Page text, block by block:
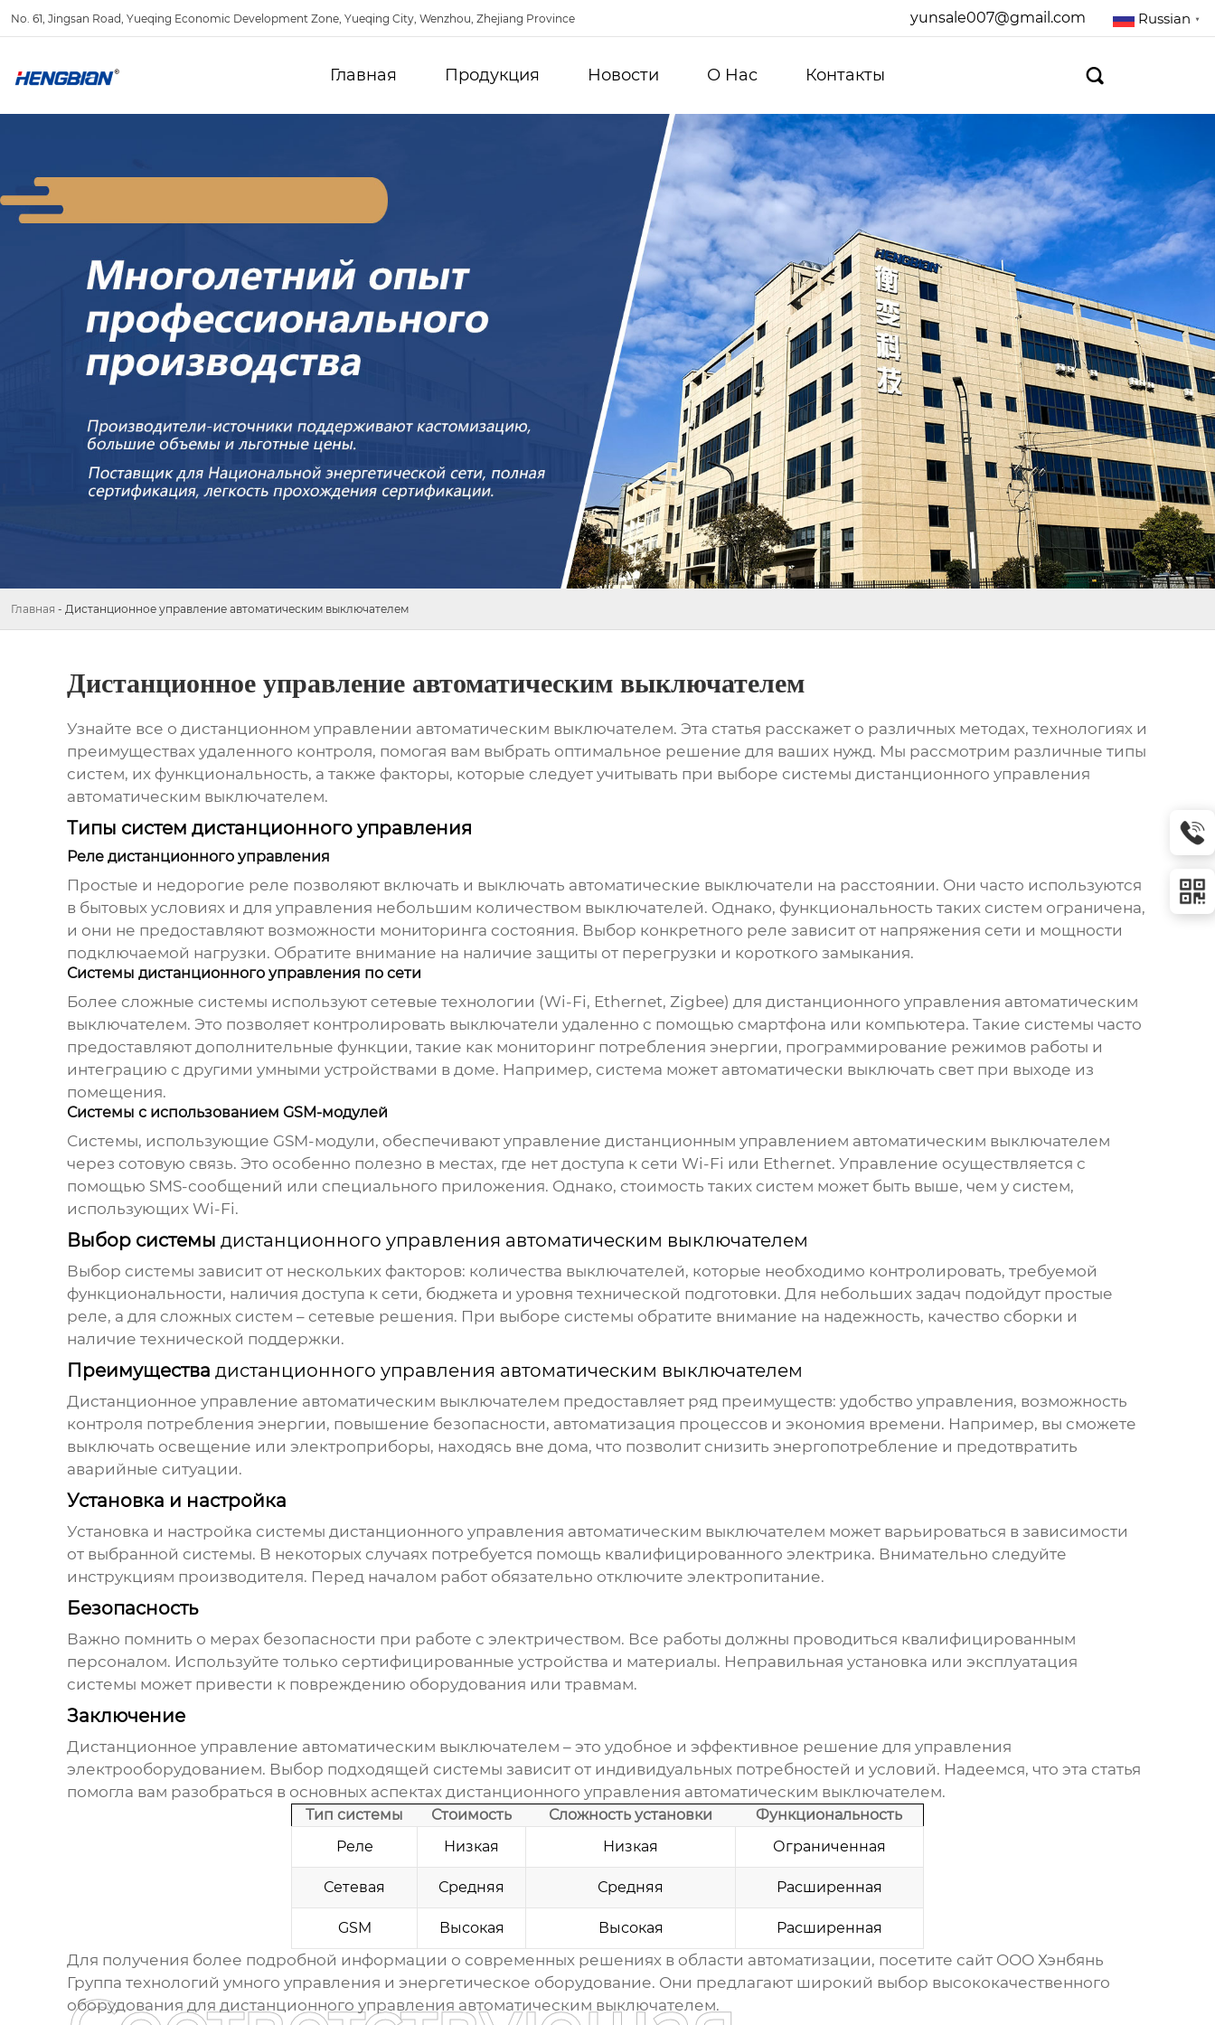
No. 61, Jingsan Road, Yueqing Economic Development Zone, Yueqing City, Wenzhou, Zhejiang Province yunsale007@gmail.com Russian ▼
Главная Продукция Новости О Hас Контакты 
Главная - Дистанционное управление автоматическим выключателем
Дистанционное управление автоматическим выключателем
Узнайте все о дистанционном управлении автоматическим выключателем. Эта статья расскажет о различных методах, технологиях и
преимуществах удаленного контроля, помогая вам выбрать оптимальное решение для ваших нужд. Мы рассмотрим различные типы
систем, их функциональность, а также факторы, которые следует учитывать при выборе системы дистанционного управления
автоматическим выключателем.
Типы систем дистанционного управления
Реле дистанционного управления
Простые и недорогие реле позволяют включать и выключать автоматические выключатели на расстоянии. Они часто используются
в бытовых условиях и для управления небольшим количеством выключателей. Однако, функциональность таких систем ограничена,
и они не предоставляют возможности мониторинга состояния. Выбор конкретного реле зависит от напряжения сети и мощности
подключаемой нагрузки. Обратите внимание на наличие защиты от перегрузки и короткого замыкания.
Системы дистанционного управления по сети
Более сложные системы используют сетевые технологии (Wi-Fi, Ethernet, Zigbee) для дистанционного управления автоматическим
выключателем. Это позволяет контролировать выключатели удаленно с помощью смартфона или компьютера. Такие системы часто
предоставляют дополнительные функции, такие как мониторинг потребления энергии, программирование режимов работы и
интеграцию с другими умными устройствами в доме. Например, система может автоматически выключать свет при выходе из
помещения.
Системы с использованием GSM-модулей
Системы, использующие GSM-модули, обеспечивают управление дистанционным управлением автоматическим выключателем
через сотовую связь. Это особенно полезно в местах, где нет доступа к сети Wi-Fi или Ethernet. Управление осуществляется с
помощью SMS-сообщений или специального приложения. Однако, стоимость таких систем может быть выше, чем у систем,
использующих Wi-Fi.
Выбор системы дистанционного управления автоматическим выключателем
Выбор системы зависит от нескольких факторов: количества выключателей, которые необходимо контролировать, требуемой
функциональности, наличия доступа к сети, бюджета и уровня технической подготовки. Для небольших задач подойдут простые
реле, а для сложных систем – сетевые решения. При выборе системы обратите внимание на надежность, качество сборки и
наличие технической поддержки.
Преимущества дистанционного управления автоматическим выключателем
Дистанционное управление автоматическим выключателем предоставляет ряд преимуществ: удобство управления, возможность
контроля потребления энергии, повышение безопасности, автоматизация процессов и экономия времени. Например, вы сможете
выключать освещение или электроприборы, находясь вне дома, что позволит снизить энергопотребление и предотвратить
аварийные ситуации.
Установка и настройка
Установка и настройка системы дистанционного управления автоматическим выключателем может варьироваться в зависимости
от выбранной системы. В некоторых случаях потребуется помощь квалифицированного электрика. Внимательно следуйте
инструкциям производителя. Перед началом работ обязательно отключите электропитание.
Безопасность
Важно помнить о мерах безопасности при работе с электричеством. Все работы должны проводиться квалифицированным
персоналом. Используйте только сертифицированные устройства и материалы. Неправильная установка или эксплуатация
системы может привести к повреждению оборудования или травмам.
Заключение
Дистанционное управление автоматическим выключателем – это удобное и эффективное решение для управления
электрооборудованием. Выбор подходящей системы зависит от индивидуальных потребностей и условий. Надеемся, что эта статья
помогла вам разобраться в основных аспектах дистанционного управления автоматическим выключателем.
Тип системы Стоимость Сложность установки
Функциональность
Реле
Низкая Низкая Ограниченная
Сетевая Средняя Средняя Расширенная
GSM Высокая Высокая Расширенная
Для получения более подробной информации о современных решениях в области автоматизации, посетите сайт ООО Хэнбянь
Группа технологий умного управления и энергетическое оборудование. Они предлагают широкий выбор высококачественного
оборудования для дистанционного управления автоматическим выключателем.